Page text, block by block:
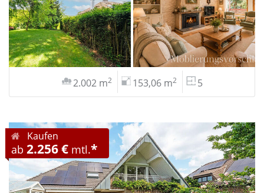
2.002 m2 153,06 m2 5
Kaufen
ab 2.256 € mtl.*